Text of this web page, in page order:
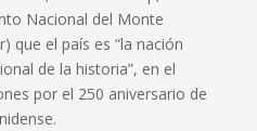
Nacional del Monte
que el país es “la nación
de la historia”, en el
por el 250 aniversario de